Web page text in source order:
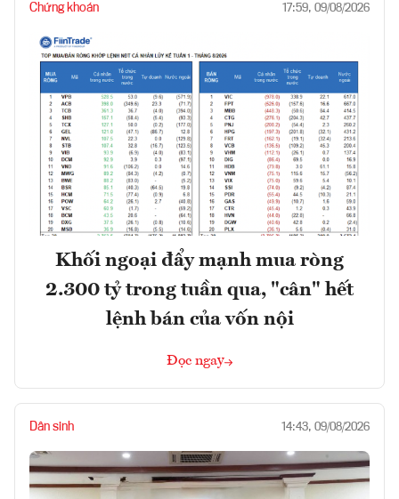
Chứng khoán 17:59, 09/08/2026
Khối ngoại đẩy mạnh mua ròng
2.300 tỷ trong tuần qua, "cân" hết
lệnh bán của vốn nội
Đọc ngay
Dân sinh 14:43, 09/08/2026